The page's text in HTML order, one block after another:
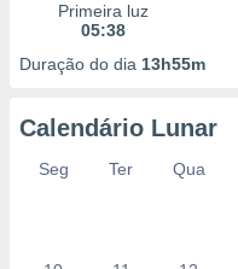
Primeira luz
05:38
Duração do dia 13h55m
Calendário Lunar
Seg Ter Qua